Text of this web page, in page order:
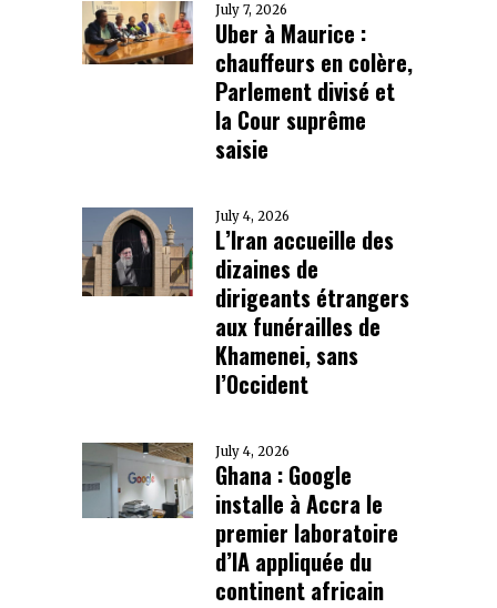
July 7, 2026
Uber à Maurice :
chauffeurs en colère,
Parlement divisé et
la Cour suprême
saisie
July 4, 2026
L’Iran accueille des
dizaines de
dirigeants étrangers
aux funérailles de
Khamenei, sans
l’Occident
July 4, 2026
Ghana : Google
installe à Accra le
premier laboratoire
d’IA appliquée du
continent africain